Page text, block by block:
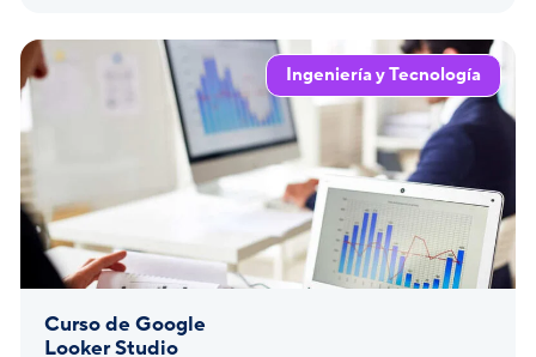
Ingeniería y Tecnología
Curso de Google
Looker Studio